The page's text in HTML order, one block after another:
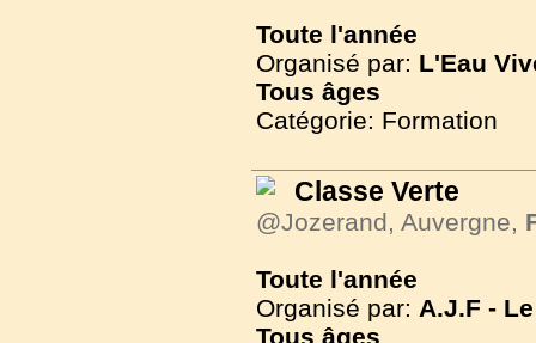
Toute l'année
Organisé par: L'Eau
Tous âges
Catégorie: Formation
Classe Verte
@Jozerand, Auvergne,
Toute l'année
Organisé par: A.J.F -
Tous âges